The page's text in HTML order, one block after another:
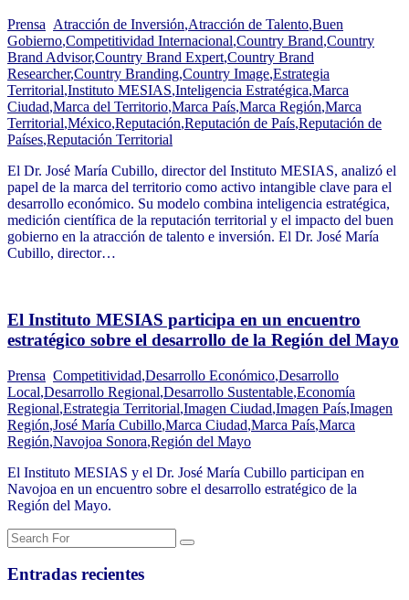
Prensa Atracción de Inversión,Atracción de Talento,Buen
Gobierno,Competitividad Internacional,Country Brand,Country
Brand Advisor,Country Brand Expert,Country Brand
Researcher,Country Branding,Country Image,Estrategia
Territorial,Instituto MESIAS,Inteligencia Estratégica,Marca
Ciudad,Marca del Territorio,Marca País,Marca Región,Marca
Territorial,México,Reputación,Reputación de País,Reputación de
Países,Reputación Territorial
El Dr. José María Cubillo, director del Instituto MESIAS, analizó el
papel de la marca del territorio como activo intangible clave para el
desarrollo económico. Su modelo combina inteligencia estratégica,
medición científica de la reputación territorial y el impacto del buen
gobierno en la atracción de talento e inversión. El Dr. José María
Cubillo, director…
El Instituto MESIAS participa en un encuentro
estratégico sobre el desarrollo de la Región del Mayo
Prensa Competitividad,Desarrollo Económico,Desarrollo
Local,Desarrollo Regional,Desarrollo Sustentable,Economía
Regional,Estrategia Territorial,Imagen Ciudad,Imagen País,Imagen
Región,José María Cubillo,Marca Ciudad,Marca País,Marca
Región,Navojoa Sonora,Región del Mayo
El Instituto MESIAS y el Dr. José María Cubillo participan en
Navojoa en un encuentro sobre el desarrollo estratégico de la
Región del Mayo.
Entradas recientes